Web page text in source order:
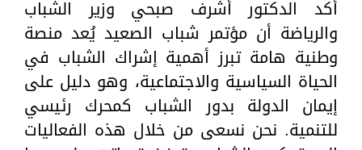
أكد الدكتور أشرف صبحي وزير الشباب
والرياضة أن مؤتمر شباب الصعيد يُعد منصة
وطنية هامة تبرز أهمية إشراك الشباب في
الحياة السياسية والاجتماعية، وهو دليل على
إيمان الدولة بدور الشباب كمحرك رئيسي
للتنمية. نحن نسعى من خلال هذه الفعاليات